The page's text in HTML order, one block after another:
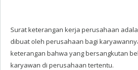
Surat keterangan kerja perusahaan
dibuat oleh perusahaan bagi
keterangan bahwa yang bersangkutan
karyawan di perusahaan tertentu.